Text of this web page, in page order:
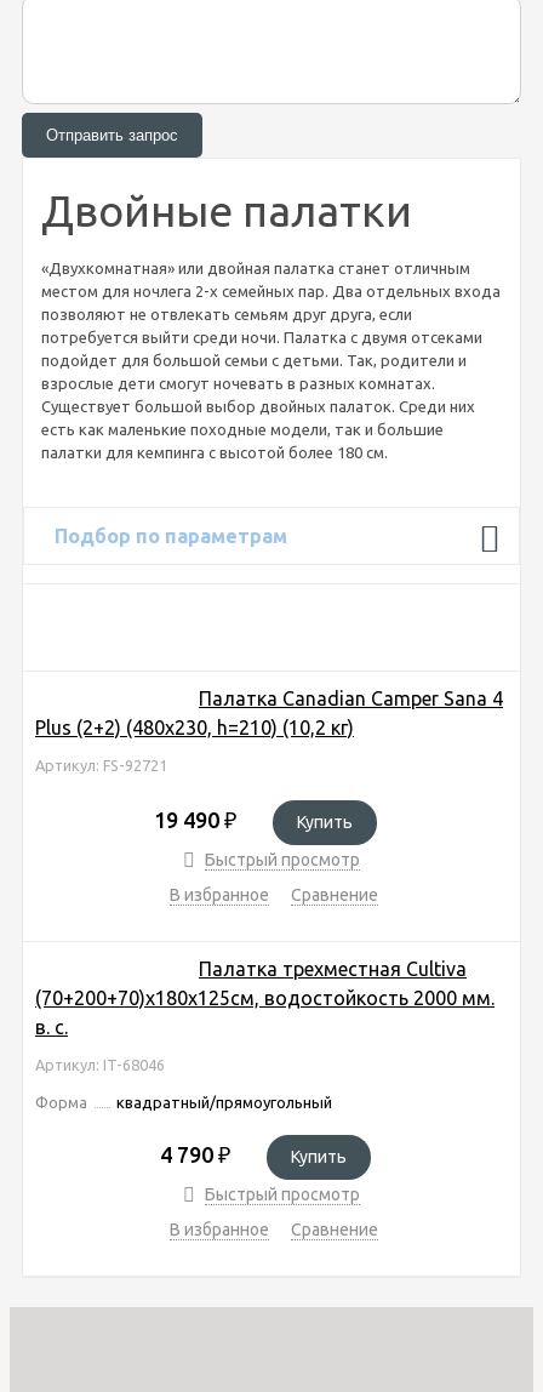
Двойные палатки
«Двухкомнатная» или двойная палатка станет отличным
местом для ночлега 2-х семейных пар. Два отдельных входа
позволяют не отвлекать семьям друг друга, если
потребуется выйти среди ночи. Палатка с двумя отсеками
подойдет для большой семьи с детьми. Так, родители и
взрослые дети смогут ночевать в разных комнатах.
Существует большой выбор двойных палаток. Среди них
есть как маленькие походные модели, так и большие
палатки для кемпинга с высотой более 180 см.
Подбор по параметрам
Палатка Canadian Camper Sana 4
Plus (2+2) (480x230, h=210) (10,2 кг)
Артикул: FS-92721
19 490 ₽
Купить
Быстрый просмотр
В избранное
Сравнение
Палатка трехместная Cultiva
(70+200+70)х180х125см, водостойкость 2000 мм.
в. с.
Артикул: IT-68046
Форма квадратный/прямоугольный
4 790 ₽
Купить
Быстрый просмотр
В избранное
Сравнение